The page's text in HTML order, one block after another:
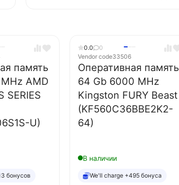
память
AMD
SERIES
U)
бонусов
0.0
0
Vendor code33506
Оперативная память
64 Gb 6000 MHz
Kingston FURY Beast
(KF560C36BBE2K2-
64)
В наличии
We'll charge +495 бонуса